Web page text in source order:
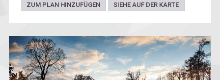
ZUM PLAN HINZUFÜGEN SIEHE AUF DER KARTE